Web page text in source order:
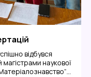
відбувся
магістрами наукової